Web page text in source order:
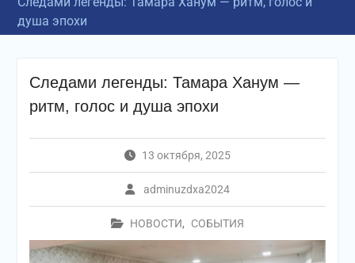
душа эпохи
Следами легенды: Тамара Ханум —
ритм, голос и душа эпохи
13 октября, 2025
adminuzdxa2024
НОВОСТИ, СОБЫТИЯ